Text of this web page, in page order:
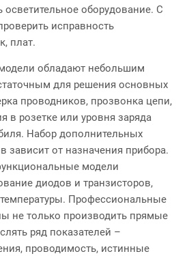
осветительное оборудование. С
исправность
плат.
обладают небольшим
для решения основных
проводников, прозвонка цепи,
в розетке или уровня заряда
Набор дополнительных
зависит от назначения прибора.
модели
диодов и транзисторов,
Профессиональные
не только производить прямые
ряд показателей –
проводимость, истинные